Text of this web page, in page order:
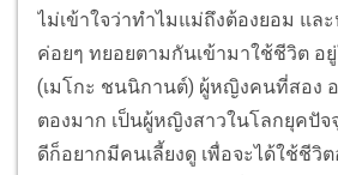
ไม่เข้าใจว่าทำไมแม่ถึงต้องยอม แล
ค่อยๆ ทยอยตามกันเข้ามาใช้ชีวิต อ
(เมโกะ ชนนิกานต์) ผู้หญิงคนที่สอง
ตองมาก เป็นผู้หญิงสาวในโลกยุคปั
ดีก็อยากมีคนเลี้ยงดู เพื่อจะได้ใช้ชีวิ